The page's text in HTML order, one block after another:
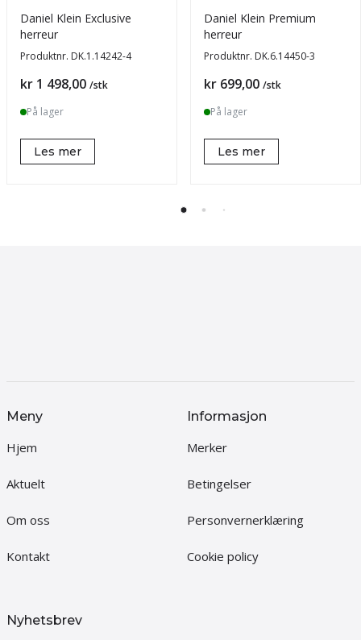
Daniel Klein Exclusive
herreur
Produktnr. DK.1.14242-4
Pris
kr 1 498,00 /stk
På lager
Les mer
Daniel Klein Premium
herreur
Produktnr. DK.6.14450-3
Pris
kr 699,00 /stk
På lager
Les mer
Meny
Hjem
Aktuelt
Om oss
Kontakt
Informasjon
Merker
Betingelser
Personvernerklæring
Cookie policy
Nyhetsbrev